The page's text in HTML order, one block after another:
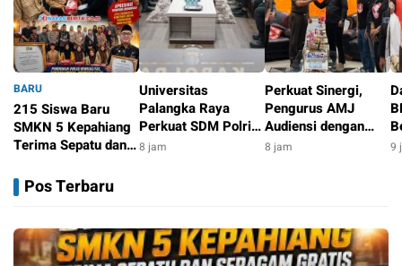
BARU
215 Siswa Baru
SMKN 5 Kepahiang
Terima Sepatu dan
Kepala Sekolah Raih
Penghargaan
Universitas
Palangka Raya
Perkuat SDM Polri
Lewat Pusat Studi
8 jam
Perkuat Sinergi,
Pengurus AMJ
Audiensi dengan
Kajati Bengkulu
8 jam 9
Pos Terbaru